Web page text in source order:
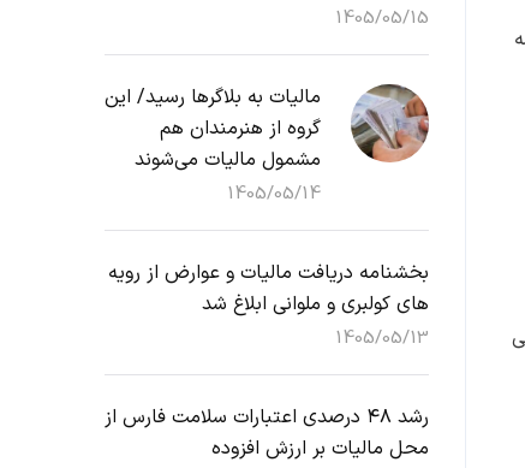
1405/05/15
مالیات به بلاگرها رسید/ این
گروه از هنرمندان هم
مشمول مالیات می‌شوند
1405/05/14
بخشنامه دریافت مالیات و عوارض از رویه
های کولبری و ملوانی ابلاغ شد
1405/05/13
رشد ۴۸ درصدی اعتبارات سلامت فارس از
محل مالیات بر ارزش افزوده